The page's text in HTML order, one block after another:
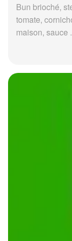
Bun brioché,
tomate,
maison, sauce